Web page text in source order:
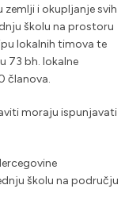
i okupljanje svih
školu na prostoru
lokalnih timova te
73 bh. lokalne
članova.
moraju ispunjavati
školu na području